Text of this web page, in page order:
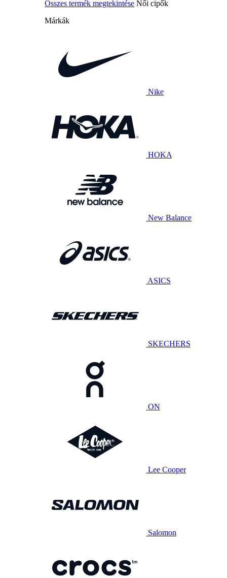
Összes termék megtekintése Női cipők
Márkák
Nike
HOKA
New Balance
ASICS
SKECHERS
ON
Lee Cooper
Salomon